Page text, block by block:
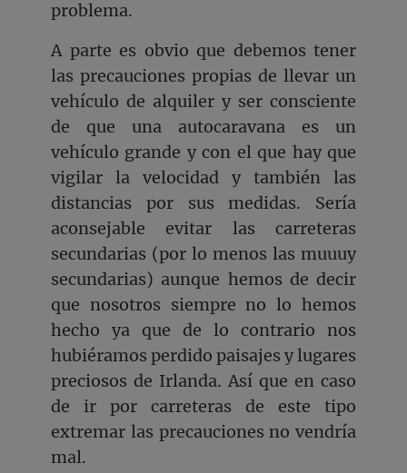
problema.
A parte es obvio que debemos tener
las precauciones propias de llevar un
vehículo de alquiler y ser consciente
de que una autocaravana es un
vehículo grande y con el que hay que
vigilar la velocidad y también las
distancias por sus medidas. Sería
aconsejable evitar las carreteras
secundarias (por lo menos las muuuy
secundarias) aunque hemos de decir
que nosotros siempre no lo hemos
hecho ya que de lo contrario nos
hubiéramos perdido paisajes y lugares
preciosos de Irlanda. Así que en caso
de ir por carreteras de este tipo
extremar las precauciones no vendría
mal.